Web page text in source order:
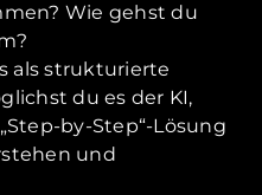
Wie gehst du
als strukturierte
du es der KI,
by-Step“-Lösung
und